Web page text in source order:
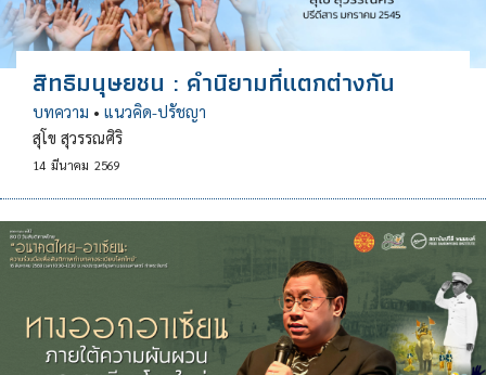
สิทธิมนุษยชน : คำนิยามที่แตกต่างกัน
บทความ • แนวคิด-ปรัชญา
สุโข สุวรรณศิริ
14 มีนาคม 2569